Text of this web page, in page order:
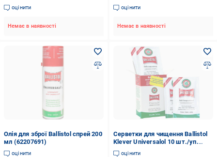
оцінити
Немає в наявності
оцінити
Немає в наявності
Олія для зброї Ballistol спрей 200
мл (62207691)
оцінити
Серветки для чищення Ballistol
Klever Universalol 10 шт./уп.
(71307)
оцінити